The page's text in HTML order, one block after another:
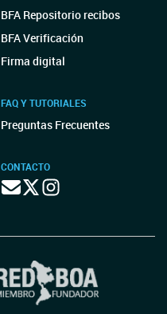
BFA Repositorio recibos
BFA Verificación
Firma digital
FAQ Y TUTORIALES
Preguntas Frecuentes
CONTACTO